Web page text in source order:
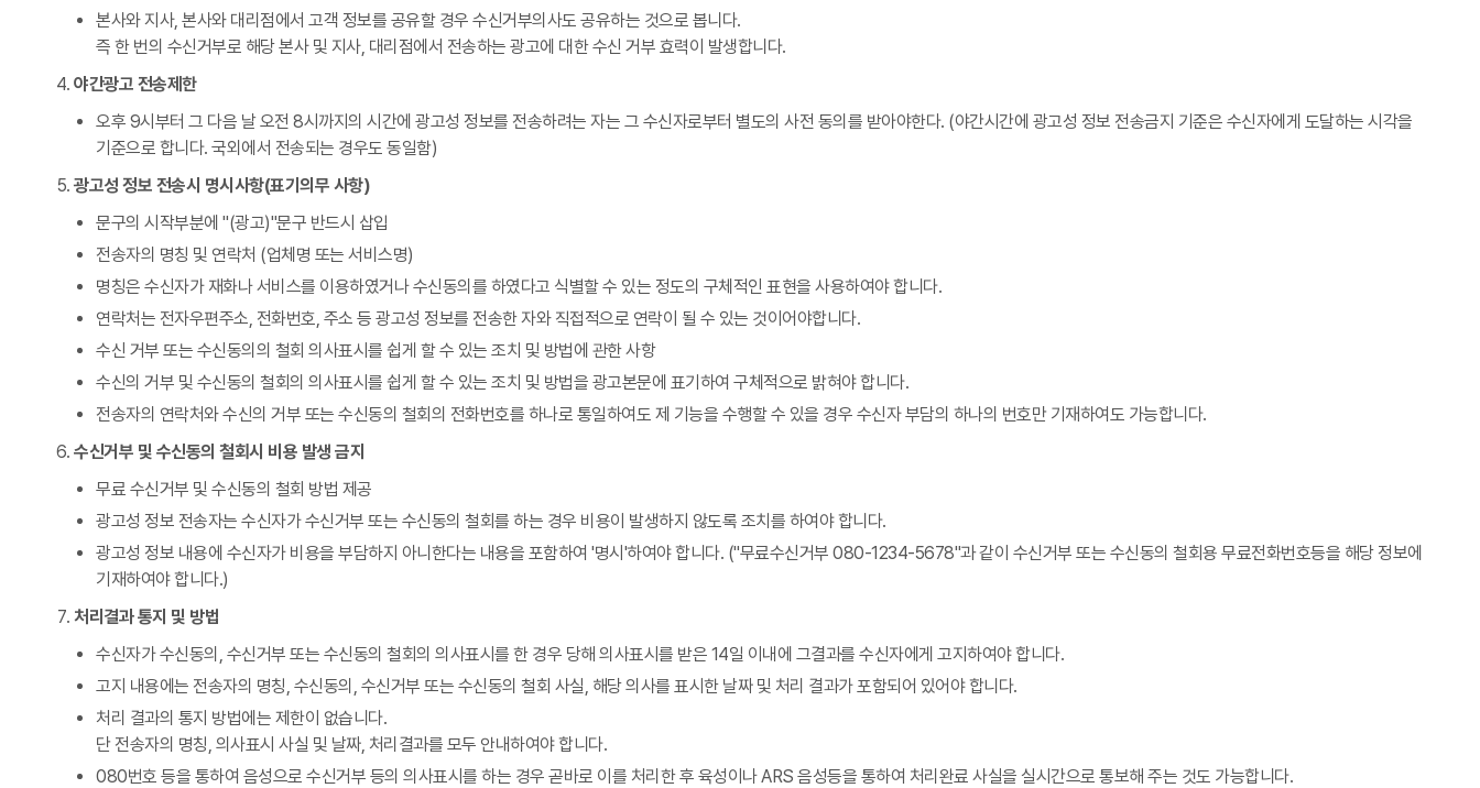
본사와 지사, 본사와 대리점에서 고객 정보를 공유할 경우 수신거부의사도 공유하는 것으로 봅니다.
즉 한 번의 수신거부로 해당 본사 및 지사, 대리점에서 전송하는 광고에 대한 수신 거부 효력이 발생합니다.
야간광고 전송제한
오후 9시부터 그 다음 날 오전 8시까지의 시간에 광고성 정보를 전송하려는 자는 그 수신자로부터 별도의 사전 동의를 받아야한다. (야간시간에 광고성 정보 전송금지 기준은 수신자에게 도달하는 시각을
기준으로 합니다. 국외에서 전송되는 경우도 동일함)
광고성 정보 전송시 명시사항(표기의무 사항)
문구의 시작부분에 "(광고)"문구 반드시 삽입
전송자의 명칭 및 연락처 (업체명 또는 서비스명)
명칭은 수신자가 재화나 서비스를 이용하였거나 수신동의를 하였다고 식별할 수 있는 정도의 구체적인 표현을 사용하여야 합니다.
연락처는 전자우편주소, 전화번호, 주소 등 광고성 정보를 전송한 자와 직접적으로 연락이 될 수 있는 것이어야합니다.
수신 거부 또는 수신동의의 철회 의사표시를 쉽게 할 수 있는 조치 및 방법에 관한 사항
수신의 거부 및 수신동의 철회의 의사표시를 쉽게 할 수 있는 조치 및 방법을 광고본문에 표기하여 구체적으로 밝혀야 합니다.
전송자의 연락처와 수신의 거부 또는 수신동의 철회의 전화번호를 하나로 통일하여도 제 기능을 수행할 수 있을 경우 수신자 부담의 하나의 번호만 기재하여도 가능합니다.
수신거부 및 수신동의 철회시 비용 발생 금지
무료 수신거부 및 수신동의 철회 방법 제공
광고성 정보 전송자는 수신자가 수신거부 또는 수신동의 철회를 하는 경우 비용이 발생하지 않도록 조치를 하여야 합니다.
광고성 정보 내용에 수신자가 비용을 부담하지 아니한다는 내용을 포함하여 '명시'하여야 합니다. ("무료수신거부 080-1234-5678"과 같이 수신거부 또는 수신동의 철회용 무료전화번호등을 해당 정보에
기재하여야 합니다.)
처리결과 통지 및 방법
수신자가 수신동의, 수신거부 또는 수신동의 철회의 의사표시를 한 경우 당해 의사표시를 받은 14일 이내에 그결과를 수신자에게 고지하여야 합니다.
고지 내용에는 전송자의 명칭, 수신동의, 수신거부 또는 수신동의 철회 사실, 해당 의사를 표시한 날짜 및 처리 결과가 포함되어 있어야 합니다.
처리 결과의 통지 방법에는 제한이 없습니다.
단 전송자의 명칭, 의사표시 사실 및 날짜, 처리결과를 모두 안내하여야 합니다.
080번호 등을 통하여 음성으로 수신거부 등의 의사표시를 하는 경우 곧바로 이를 처리한 후 육성이나 ARS 음성등을 통하여 처리완료 사실을 실시간으로 통보해 주는 것도 가능합니다.